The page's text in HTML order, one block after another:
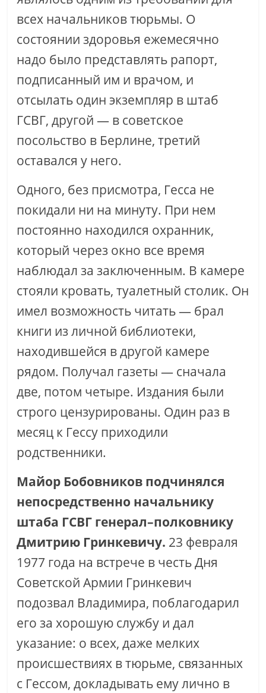
всех начальников тюрьмы. О
состоянии здоровья ежемесячно
надо было представлять рапорт,
подписанный им и врачом, и
отсылать один экземпляр в штаб
ГСВГ, другой — в советское
посольство в Берлине, третий
оставался у него.
Одного, без присмотра, Гесса не
покидали ни на минуту. При нем
постоянно находился охранник,
который через окно все время
наблюдал за заключенным. В камере
стояли кровать, туалетный столик. Он
имел возможность читать — брал
книги из личной библиотеки,
находившейся в другой камере
рядом. Получал газеты — сначала
две, потом четыре. Издания были
строго цензурированы. Один раз в
месяц к Гессу приходили
родственники.
Майор Бобовников подчинялся
непосредственно начальнику
штаба ГСВГ генерал–полковнику
Дмитрию Гринкевичу. 23 февраля
1977 года на встрече в честь Дня
Советской Армии Гринкевич
подозвал Владимира, поблагодарил
его за хорошую службу и дал
указание: о всех, даже мелких
происшествиях в тюрьме, связанных
с Гессом, докладывать ему лично в